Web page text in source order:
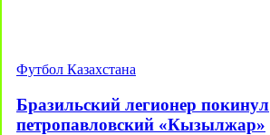
Футбол Казахстана
Бразильский легионер покинул
петропавловский «Кызылжар»